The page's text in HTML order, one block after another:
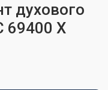
духового
69400 X